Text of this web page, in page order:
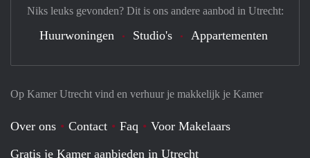
Op Kamer Utrecht vind en verhuur je makkelijk je Kamer
Over ons Contact Faq
Voor Makelaars
Gratis je Kamer aanbieden in Utrecht
Niks leuks gevonden? Dit is ons andere aanbod in Utrecht:
Huurwoningen Studio's Appartementen